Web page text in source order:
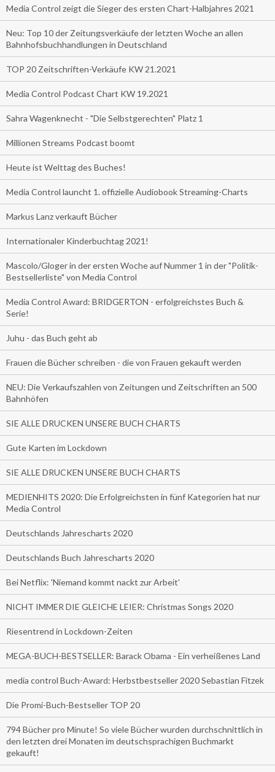
Media Control zeigt die Sieger des ersten Chart-Halbjahres 2021
Neu: Top 10 der Zeitungsverkäufe der letzten Woche an allen
Bahnhofsbuchhandlungen in Deutschland
TOP 20 Zeitschriften-Verkäufe KW 21.2021
Media Control Podcast Chart KW 19.2021
Sahra Wagenknecht - "Die Selbstgerechten" Platz 1
Millionen Streams Podcast boomt
Heute ist Welttag des Buches!
Media Control launcht 1. offizielle Audiobook Streaming-Charts
Markus Lanz verkauft Bücher
Internationaler Kinderbuchtag 2021!
Mascolo/Gloger in der ersten Woche auf Nummer 1 in der "Politik-
Bestsellerliste" von Media Control
Media Control Award: BRIDGERTON - erfolgreichstes Buch &
Serie!
Juhu - das Buch geht ab
Frauen die Bücher schreiben - die von Frauen gekauft werden
NEU: Die Verkaufszahlen von Zeitungen und Zeitschriften an 500
Bahnhöfen
SIE ALLE DRUCKEN UNSERE BUCH CHARTS
Gute Karten im Lockdown
SIE ALLE DRUCKEN UNSERE BUCH CHARTS
MEDIENHITS 2020: Die Erfolgreichsten in fünf Kategorien hat nur
Media Control
Deutschlands Jahrescharts 2020
Deutschlands Buch Jahrescharts 2020
Bei Netflix: 'Niemand kommt nackt zur Arbeit'
NICHT IMMER DIE GLEICHE LEIER: Christmas Songs 2020
Riesentrend in Lockdown-Zeiten
MEGA-BUCH-BESTSELLER: Barack Obama - Ein verheißenes Land
media control Buch-Award: Herbstbestseller 2020 Sebastian Fitzek
Die Promi-Buch-Bestseller TOP 20
794 Bücher pro Minute! So viele Bücher wurden durchschnittlich in
den letzten drei Monaten im deutschsprachigen Buchmarkt
gekauft!